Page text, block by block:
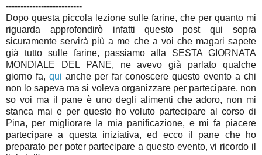
--------------------------
Dopo questa piccola lezione sulle farine, che per quanto mi
riguarda approfondirò infatti questo post qui sopra
sicuramente servirà più a me che a voi che magari sapete
già tutto sulle farine, passiamo alla SESTA GIORNATA
MONDIALE DEL PANE, ne avevo già parlato qualche
giorno fa, qui anche per far conoscere questo evento a chi
non lo sapeva ma si voleva organizzare per partecipare, non
so voi ma il pane è uno degli alimenti che adoro, non mi
stanca mai e per questo ho voluto partecipare al corso di
Pina, per migliorare la mia panificazione, e mi fa piacere
partecipare a questa iniziativa, ed ecco il pane che ho
preparato per poter partecipare a questo evento, vi ricordo il